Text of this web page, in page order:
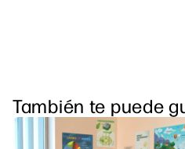
También te puede